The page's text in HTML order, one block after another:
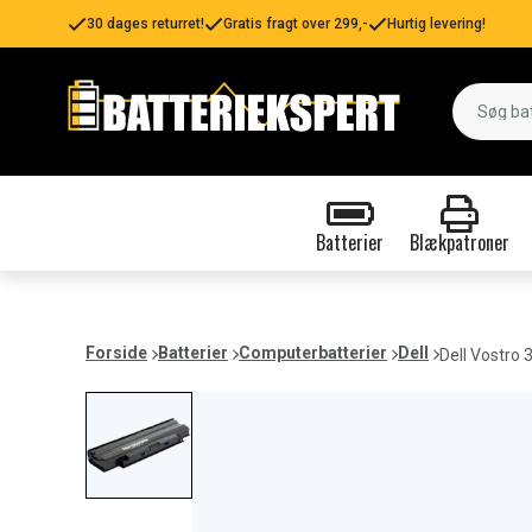
30 dages returret! Gratis fragt over 299,- Hurtig levering!
Batterier Blækpatroner
Forside Batterier Computerbatterier Dell Dell Vostro